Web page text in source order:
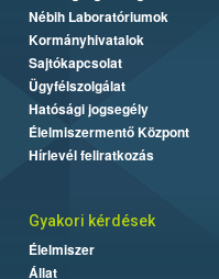
Nébih Laboratóriumok
Kormányhivatalok
Sajtókapcsolat
Ügyfélszolgálat
Hatósági jogsegély
Élelmiszermentő Központ
Hírlevél feliratkozás
Gyakori kérdések
Élelmiszer
Állat